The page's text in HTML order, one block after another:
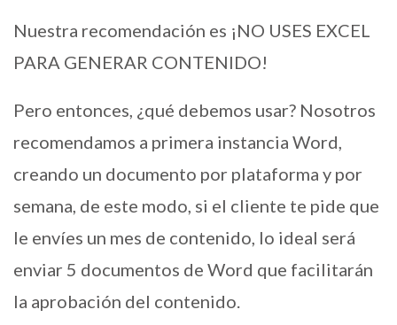
Nuestra recomendación es ¡NO USES EXCEL
PARA GENERAR CONTENIDO!
Pero entonces, ¿qué debemos usar? Nosotros
recomendamos a primera instancia Word,
creando un documento por plataforma y por
semana, de este modo, si el cliente te pide que
le envíes un mes de contenido, lo ideal será
enviar 5 documentos de Word que facilitarán
la aprobación del contenido.